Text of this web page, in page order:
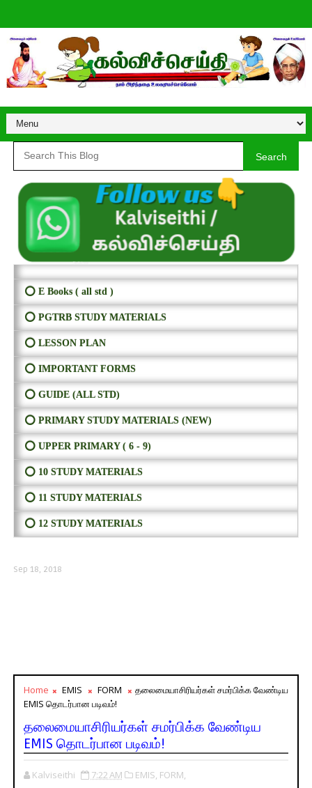
Search
⭕ E Books ( all std )
⭕ PGTRB STUDY MATERIALS
⭕ LESSON PLAN
⭕ IMPORTANT FORMS
⭕ GUIDE (ALL STD)
⭕ PRIMARY STUDY MATERIALS (NEW)
⭕ UPPER PRIMARY ( 6 - 9)
⭕ 10 STUDY MATERIALS
⭕ 11 STUDY MATERIALS
⭕ 12 STUDY MATERIALS
Sep 18, 2018
Home EMIS FORM
தலைமையாசிரியர்கள் சமர்பிக்க வேண்டிய
EMIS தொடர்பான படிவம்!
தலைமையாசிரியர்கள் சமர்பிக்க வேண்டிய
EMIS தொடர்பான படிவம்!
Kalviseithi 7:22 AM EMIS, FORM,